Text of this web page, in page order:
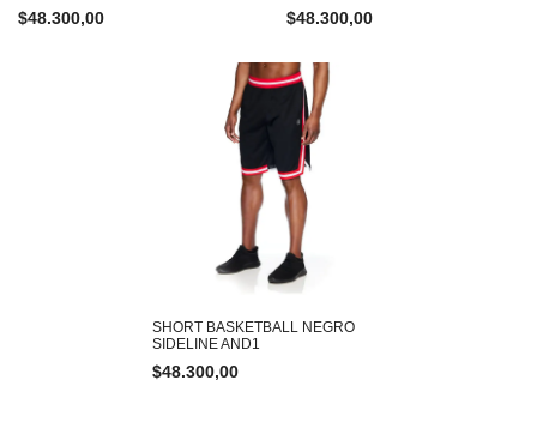
$48.300,00 $48.300,00
SHORT BASKETBALL NEGRO
SIDELINE AND1
$48.300,00